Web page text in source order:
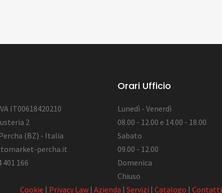
IT00618420210
2
(BZ) - Italia
percha.it
401 166
Orari Ufficio
Lunedì - Venerdì
08.00 - 12.00 e 14.00 - 18.00
Sabato
09.00 - 12.00
Domenica
Chiuso
Cookie | Privacy Law | Azienda | Servizi | Catalogo | Contatti